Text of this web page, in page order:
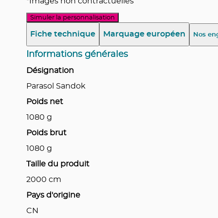
Simuler la personnalisation
Fiche technique Marquage européen Nos
Informations générales
Désignation
Parasol Sandok
Poids net
1080 g
Poids brut
1080 g
Taille du produit
2000 cm
Pays d'origine
CN